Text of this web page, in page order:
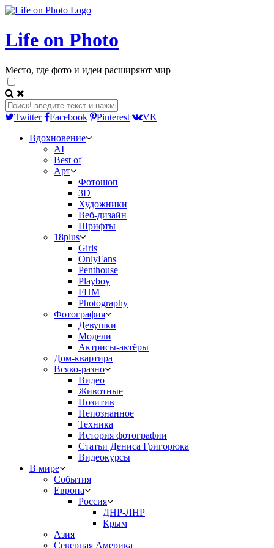
Life on Photo
Место, где фото и идеи расширяют мир
Twitter Facebook Pinterest
VK
Вдохновение
AI
Best of
Арт
Фотошоп
3D
Художники
Веб-дизайн
Шрифты
18plus
Girls
OnlyFans
Penthouse
Playboy
FHM
Photography
Фотография
Девушки
Модели
Актрисы-актёры
Дом-квартира
Всяко-разно
Видео
Животные
Позитив
Непознанное
Техника
История фотографии
Статьи Дениса Григорюка
Видеокурсы
В мире
События
Европа
Россия
ДНР-ЛНР
Крым
Азия
Северная Америка